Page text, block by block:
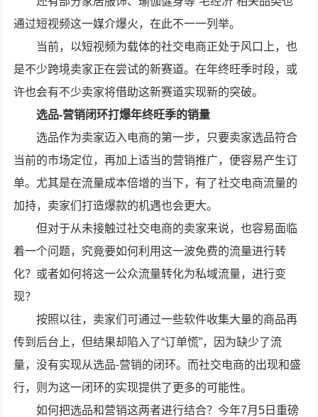
通过短视频这一媒介爆火，在此不一一列举。
当前，以短视频为载体的社交电商正处于风口上，也
是不少跨境卖家正在尝试的新赛道。在年终旺季时段，或
许也会有不少卖家将借助这新赛道实现新的突破。
选品-营销闭环打爆年终旺季的销量
选品作为卖家迈入电商的第一步，只要卖家选品符合
当前的市场定位，再加上适当的营销推广，便容易产生订
单。尤其是在流量成本倍增的当下，有了社交电商流量的
加持，卖家们打造爆款的机遇也会更大。
但对于从未接触过社交电商的卖家来说，也容易面临
着一个问题，究竟要如何利用这一波免费的流量进行转
化？或者如何将这一公众流量转化为私域流量，进行变
现？
按照以往，卖家们可通过一些软件收集大量的商品再
传到后台上，但结果却陷入了“订单慌”，因为缺少了流
量，没有实现从选品-营销的闭环。而社交电商的出现和盛
行，则为这一闭环的实现提供了更多的可能性。
如何把选品和营销这两者进行结合？今年7月5日重磅